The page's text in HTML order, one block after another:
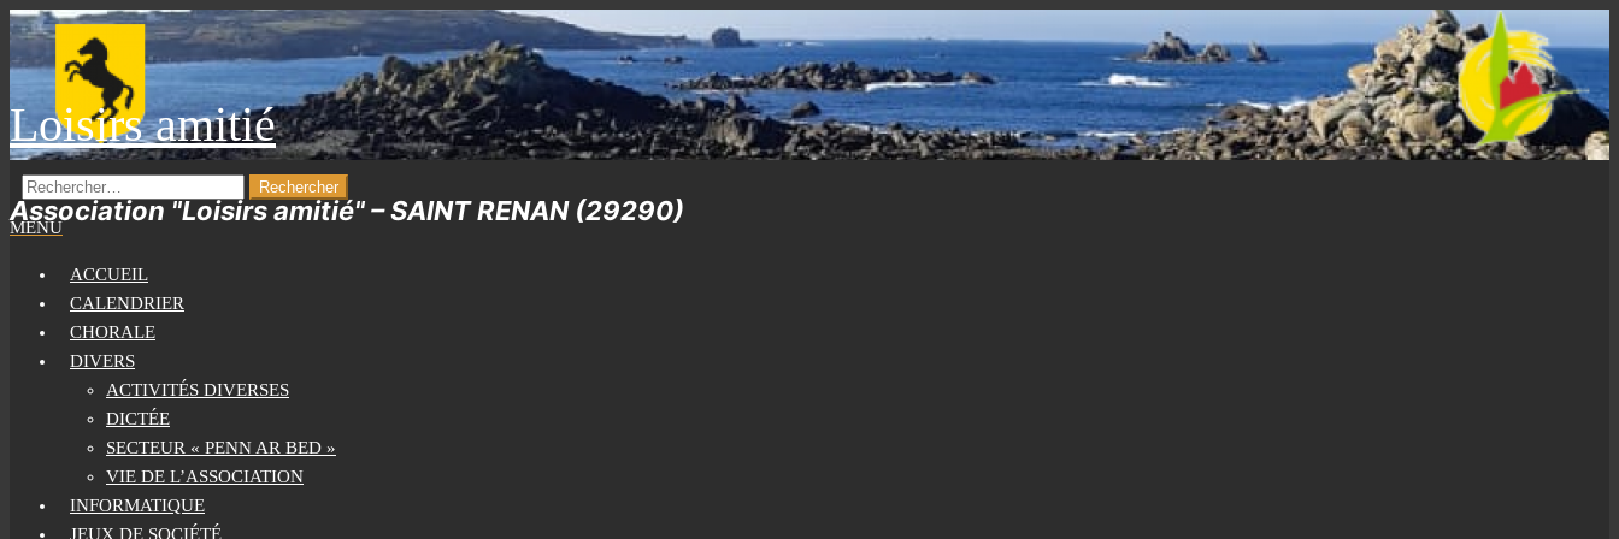
Skip
content
Loisirs amitié
Association "Loisirs amitié" – SAINT RENAN (29290)
RECHERCHER :
MENU
ACCUEIL
CALENDRIER
CHORALE
DIVERS
ACTIVITÉS DIVERSES
DICTÉE
SECTEUR « PENN AR BED »
VIE DE L’ASSOCIATION
INFORMATIQUE
JEUX DE SOCIÉTÉ